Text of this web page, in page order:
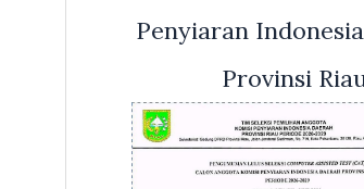
Penyiaran
Provinsi